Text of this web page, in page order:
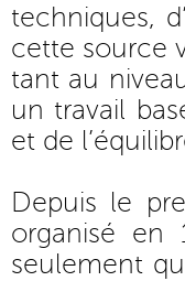
techniques,
cette source
tant au
un travail
et de
Depuis le
organisé en
seulement